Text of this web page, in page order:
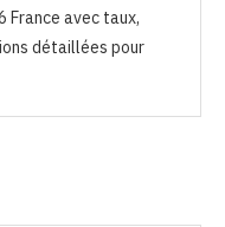
France avec taux,
détaillées pour